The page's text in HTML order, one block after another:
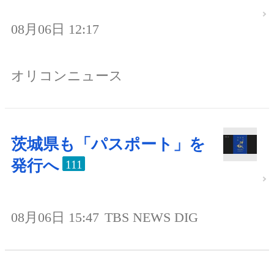
08月06日 12:17
オリコンニュース
茨城県も「パスポート」を
発行へ 111
08月06日 15:47 TBS NEWS DIG